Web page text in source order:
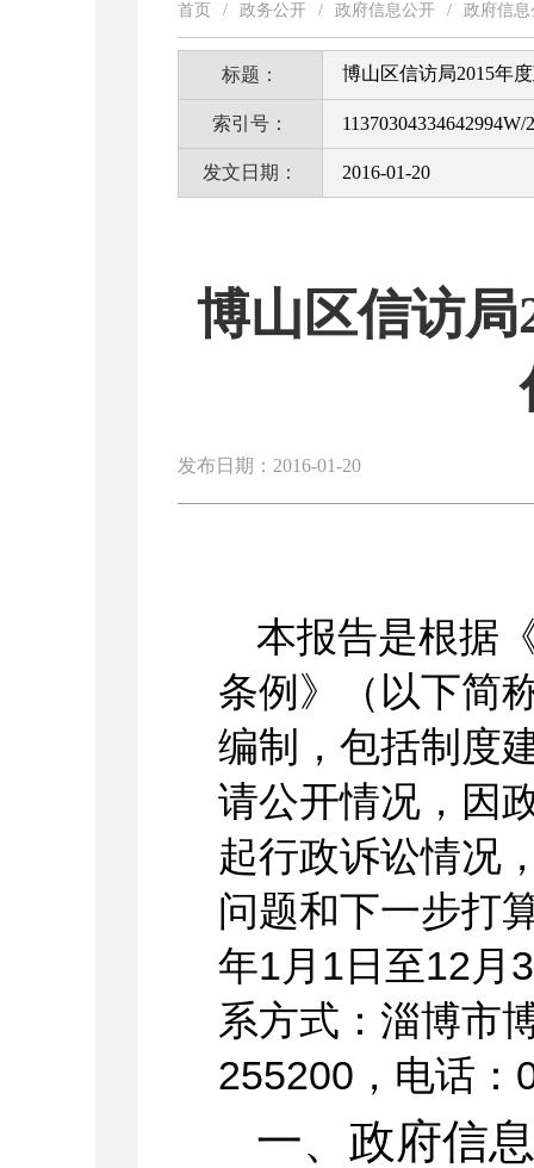
首页 / 政务公开 / 政府信息公开 / 政府信
标题： 博山区信访局2015年
索引号： 11370304334642994W/
发文日期： 2016-01-20
博山区信访
发布日期：2016-01-20
本报告是根据
条例》（以下简
编制，包括制度
请公开情况，因
起行政诉讼情况
问题和下一步打
年1月1日至12月
系方式：淄博市
255200，电话：
一、政府信